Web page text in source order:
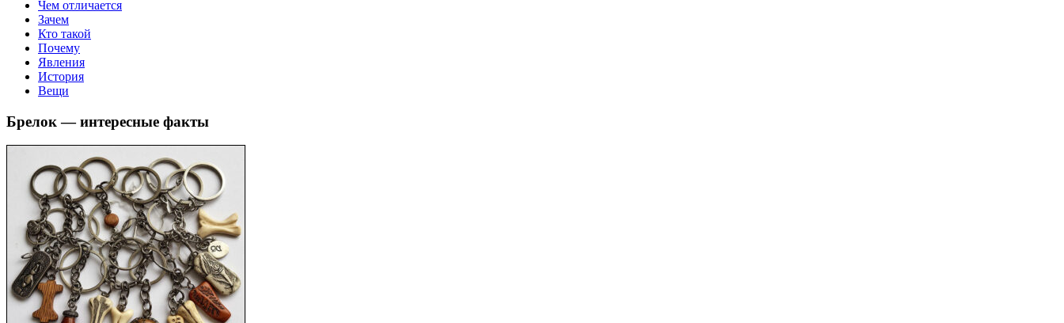
Чем отличается
Зачем
Кто такой
Почему
Явления
История
Вещи
Брелок — интересные факты